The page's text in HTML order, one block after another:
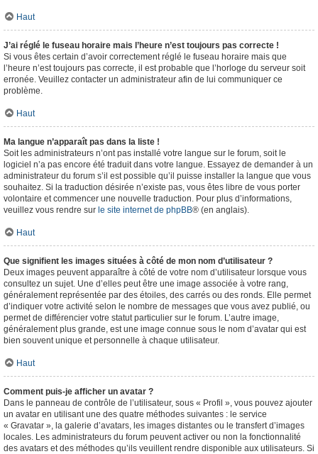
Haut
J’ai réglé le fuseau horaire mais l’heure n’est toujours pas correcte !
Si vous êtes certain d’avoir correctement réglé le fuseau horaire mais que
l’heure n’est toujours pas correcte, il est probable que l’horloge du serveur soit
erronée. Veuillez contacter un administrateur afin de lui communiquer ce
problème.
Haut
Ma langue n’apparaît pas dans la liste !
Soit les administrateurs n’ont pas installé votre langue sur le forum, soit le
logiciel n’a pas encore été traduit dans votre langue. Essayez de demander à un
administrateur du forum s’il est possible qu’il puisse installer la langue que vous
souhaitez. Si la traduction désirée n’existe pas, vous êtes libre de vous porter
volontaire et commencer une nouvelle traduction. Pour plus d’informations,
veuillez vous rendre sur le site internet de phpBB® (en anglais).
Haut
Que signifient les images situées à côté de mon nom d’utilisateur ?
Deux images peuvent apparaître à côté de votre nom d’utilisateur lorsque vous
consultez un sujet. Une d’elles peut être une image associée à votre rang,
généralement représentée par des étoiles, des carrés ou des ronds. Elle permet
d’indiquer votre activité selon le nombre de messages que vous avez publié, ou
permet de différencier votre statut particulier sur le forum. L’autre image,
généralement plus grande, est une image connue sous le nom d’avatar qui est
bien souvent unique et personnelle à chaque utilisateur.
Haut
Comment puis-je afficher un avatar ?
Dans le panneau de contrôle de l’utilisateur, sous « Profil », vous pouvez ajouter
un avatar en utilisant une des quatre méthodes suivantes : le service
« Gravatar », la galerie d’avatars, les images distantes ou le transfert d’images
locales. Les administrateurs du forum peuvent activer ou non la fonctionnalité
des avatars et des méthodes qu’ils veuillent rendre disponible aux utilisateurs. Si